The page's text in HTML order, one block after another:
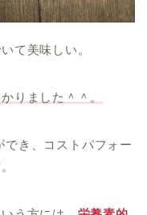
て美味しい。
りました＾＾。
き、コストパフォー